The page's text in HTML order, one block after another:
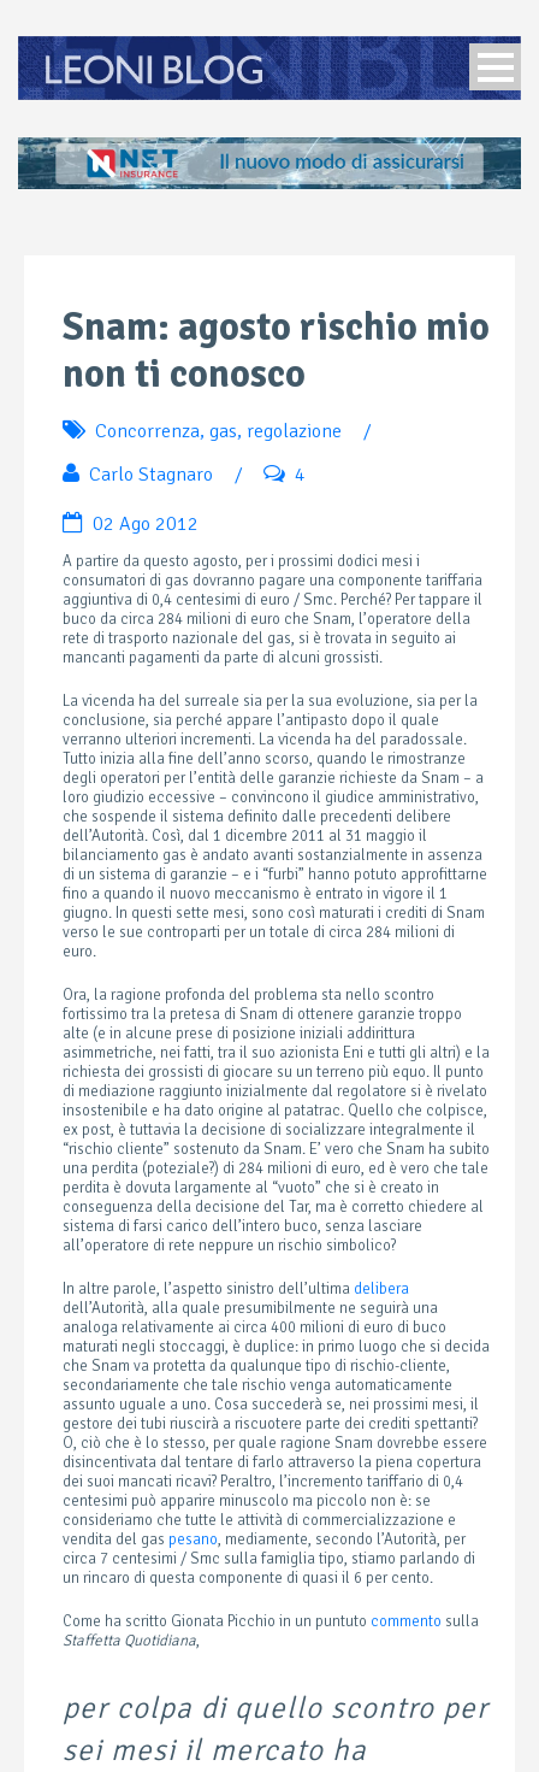
Snam: agosto rischio mio
non ti conosco
Concorrenza, gas, regolazione
/
Carlo Stagnaro
/ 4
02 Ago 2012
A partire da questo agosto, per i prossimi dodici mesi i
consumatori di gas dovranno pagare una componente tariffaria
aggiuntiva di 0,4 centesimi di euro / Smc. Perché? Per tappare il
buco da circa 284 milioni di euro che Snam, l’operatore della
rete di trasporto nazionale del gas, si è trovata in seguito ai
mancanti pagamenti da parte di alcuni grossisti.
La vicenda ha del surreale sia per la sua evoluzione, sia per la
conclusione, sia perché appare l’antipasto dopo il quale
verranno ulteriori incrementi. La vicenda ha del paradossale.
Tutto inizia alla fine dell’anno scorso, quando le rimostranze
degli operatori per l’entità delle garanzie richieste da Snam – a
loro giudizio eccessive – convincono il giudice amministrativo,
che sospende il sistema definito dalle precedenti delibere
dell’Autorità. Così, dal 1 dicembre 2011 al 31 maggio il
bilanciamento gas è andato avanti sostanzialmente in assenza
di un sistema di garanzie – e i “furbi” hanno potuto approfittarne
fino a quando il nuovo meccanismo è entrato in vigore il 1
giugno. In questi sette mesi, sono così maturati i crediti di Snam
verso le sue controparti per un totale di circa 284 milioni di
euro.
Ora, la ragione profonda del problema sta nello scontro
fortissimo tra la pretesa di Snam di ottenere garanzie troppo
alte (e in alcune prese di posizione iniziali addirittura
asimmetriche, nei fatti, tra il suo azionista Eni e tutti gli altri) e la
richiesta dei grossisti di giocare su un terreno più equo. Il punto
di mediazione raggiunto inizialmente dal regolatore si è rivelato
insostenibile e ha dato origine al patatrac. Quello che colpisce,
ex post, è tuttavia la decisione di socializzare integralmente il
“rischio cliente” sostenuto da Snam. E’ vero che Snam ha subito
una perdita (poteziale?) di 284 milioni di euro, ed è vero che tale
perdita è dovuta largamente al “vuoto” che si è creato in
conseguenza della decisione del Tar, ma è corretto chiedere al
sistema di farsi carico dell’intero buco, senza lasciare
all’operatore di rete neppure un rischio simbolico?
In altre parole, l’aspetto sinistro dell’ultima delibera
dell’Autorità, alla quale presumibilmente ne seguirà una
analoga relativamente ai circa 400 milioni di euro di buco
maturati negli stoccaggi, è duplice: in primo luogo che si decida
che Snam va protetta da qualunque tipo di rischio-cliente,
secondariamente che tale rischio venga automaticamente
assunto uguale a uno. Cosa succederà se, nei prossimi mesi, il
gestore dei tubi riuscirà a riscuotere parte dei crediti spettanti?
O, ciò che è lo stesso, per quale ragione Snam dovrebbe essere
disincentivata dal tentare di farlo attraverso la piena copertura
dei suoi mancati ricavi? Peraltro, l’incremento tariffario di 0,4
centesimi può apparire minuscolo ma piccolo non è: se
consideriamo che tutte le attività di commercializzazione e
vendita del gas pesano, mediamente, secondo l’Autorità, per
circa 7 centesimi / Smc sulla famiglia tipo, stiamo parlando di
un rincaro di questa componente di quasi il 6 per cento.
Come ha scritto Gionata Picchio in un puntuto commento sulla
Staffetta Quotidiana,
per colpa di quello scontro per
sei mesi il mercato ha